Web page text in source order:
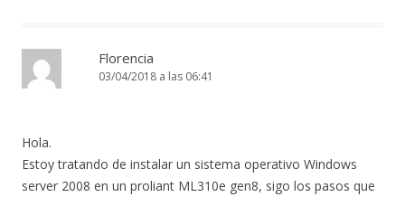
Florencia
03/04/2018 a las 06:41
Hola.
Estoy tratando de instalar un sistema operativo Windows
server 2008 en un proliant ML310e gen8, sigo los pasos que